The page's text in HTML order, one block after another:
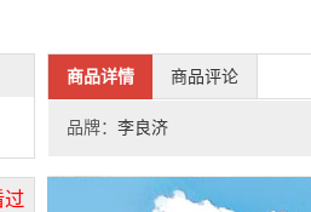
过
商品详情 商品评论
品牌： 李良济